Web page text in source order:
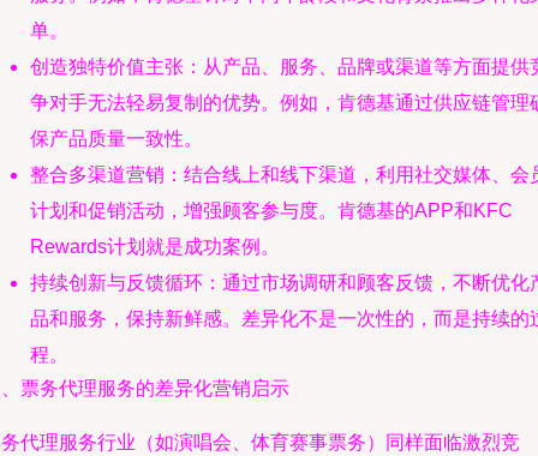
单。
创造独特价值主张：从产品、服务、品牌或渠道等方面提供
争对手无法轻易复制的优势。例如，肯德基通过供应链管理
保产品质量一致性。
整合多渠道营销：结合线上和线下渠道，利用社交媒体、会
计划和促销活动，增强顾客参与度。肯德基的APP和KFC
Rewards计划就是成功案例。
持续创新与反馈循环：通过市场调研和顾客反馈，不断优化
品和服务，保持新鲜感。差异化不是一次性的，而是持续的
程。
票务代理服务的差异化营销启示
代理服务行业（如演唱会、体育赛事票务）同样面临激烈竞